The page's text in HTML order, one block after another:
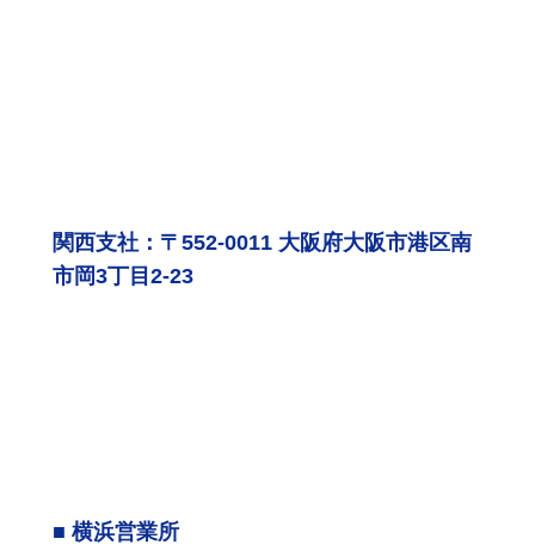
関西支社：〒552-0011 大阪府大阪市港区南
市岡3丁目2-23
■ 横浜営業所